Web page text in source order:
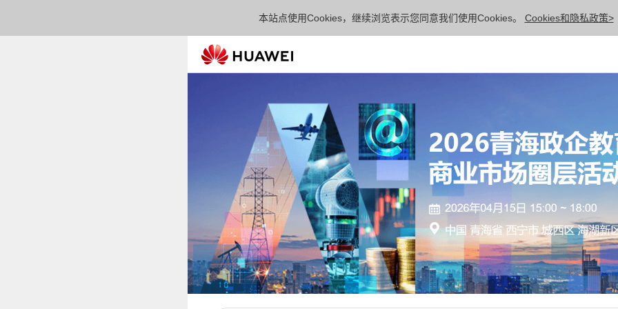
本站点使用Cookies，继续浏览表示您同意我们使用Cookies。 Cookies和隐私政策>